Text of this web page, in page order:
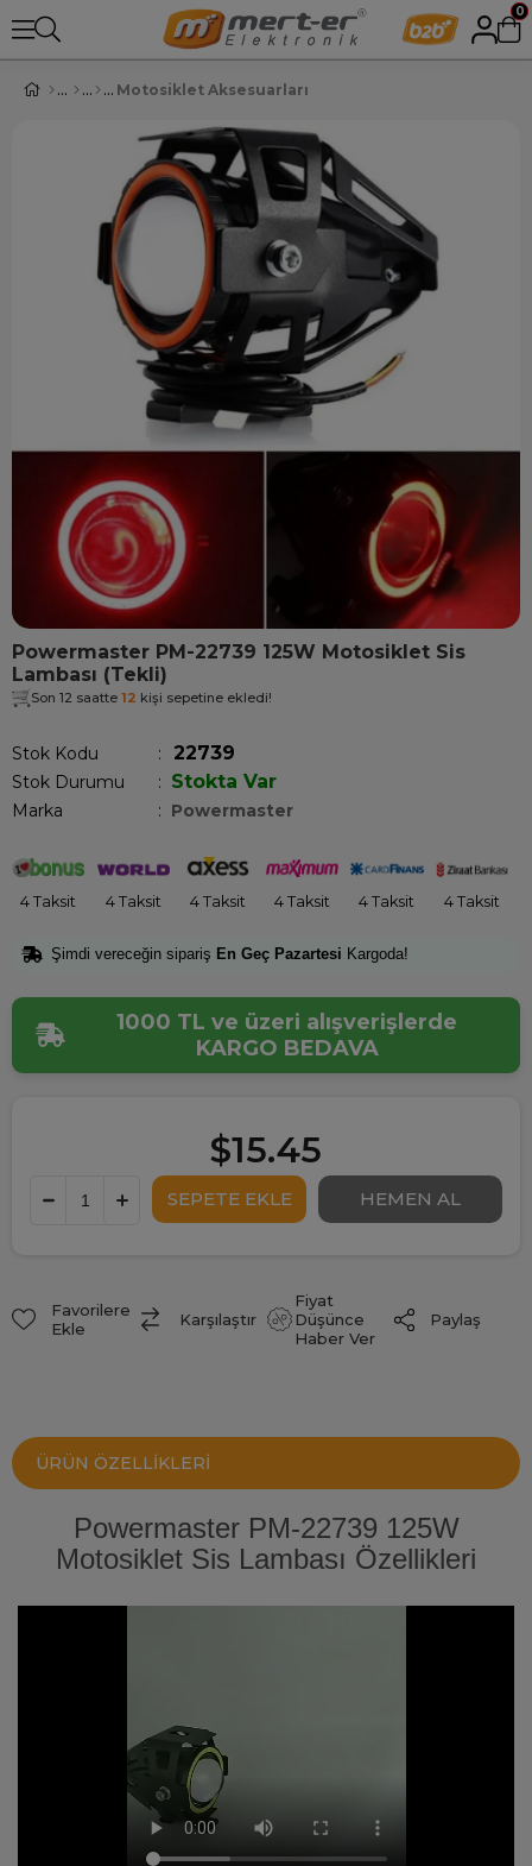
0
Motosiklet Aksesuarları
Powermaster PM-22739 125W Motosiklet Sis
Lambası (Tekli)
Son 12 saatte 12 kişi sepetine ekledi!
Stok Kodu 22739
Stok Durumu : Stokta Var
Marka : Powermaster
4 Taksit 4 Taksit 4 Taksit 4 Taksit 4 Taksit 4 Taksit
Şimdi vereceğin sipariş En Geç Pazartesi Kargoda!
1000 TL ve üzeri alışverişlerde
KARGO BEDAVA
$15.45
Favorilere
Ekle
Karşılaştır
Fiyat
Düşünce
Haber Ver
Paylaş
ÜRÜN ÖZELLIKLERI
Powermaster PM-22739 125W
Motosiklet Sis Lambası Özellikleri